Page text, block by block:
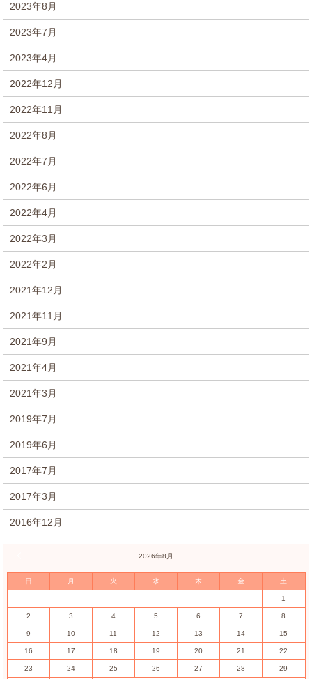
2023年8月
2023年7月
2023年4月
2022年12月
2022年11月
2022年8月
2022年7月
2022年6月
2022年4月
2022年3月
2022年2月
2021年12月
2021年11月
2021年9月
2021年4月
2021年3月
2019年7月
2019年6月
2017年7月
2017年3月
2016年12月
2026年8月
日 月 火 水 木 金 土
1
2 3 4 5 6 7 8
9 10 11 12 13 14 15
16 17 18 19 20 21 22
23 24 25 26 27 28 29